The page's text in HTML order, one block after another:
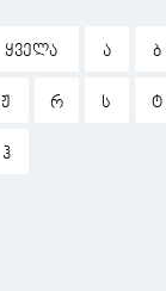
ᲧᲕᲔᲚᲐ Ა Ბ
Ჟ Რ Ს Ტ
Ჰ